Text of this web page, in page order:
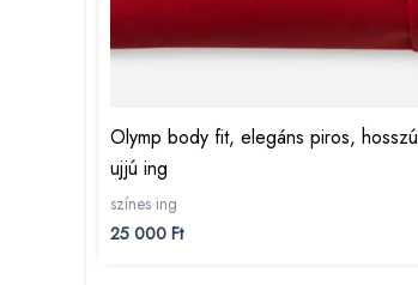
Olymp body fit, elegáns piros, hosszú
ujjú ing
színes ing
25 000 Ft